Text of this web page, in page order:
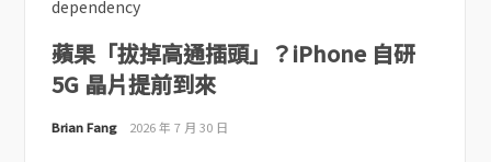
蘋果「拔掉高通插頭」？iPhone 自研
5G 晶片提前到來
Brian Fang 2026 年 7 月 30 日